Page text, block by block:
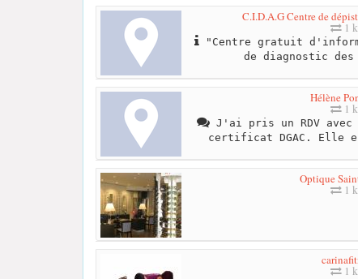
C.I.D.A.G Centre de
1
"Centre gratuit
de diagnostic
Hélène
1
J'ai pris un RDV avec
certificat DGAC. Elle
Optique
1
1